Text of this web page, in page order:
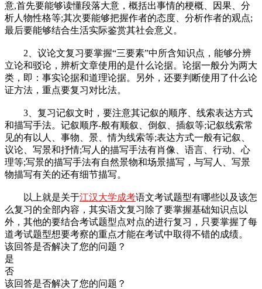
意,首先要能够读懂段落大意，概括出事情的梗概、因果、分
析人物性格等;其次要能够把握作者的态度、分析作者的观点;
最后要能够结合生活实际鉴赏其社会意义。
2、议论文复习要掌握“三要素”中所含知识点，能够分辨
立论和驳论，辨析文章使用的是什么论据。论据一般分为两大
类，即：事实论据和道理论据。另外，还要判断使用了什么论
证方法，重点要复习对比法。
3、复习记叙文时，要注意其记叙的顺序、线索表达方式
和描写手法。记叙顺序-般有顺叙、倒叙、插叙等;记叙线索常
见的有以人、事物、景、情为线索等;表达方式一般有记叙、
议论、写景和抒情;写人的描写手法有肖像、语言、行动、心
理等;写景的描写手法有自然景物和场景描写，与写人、写景
物描写有关的还有细节描写。
以上就是关于江汉大学成考语文考试题型有哪些以及该怎
么复习的全部内容，其实语文复习除了要掌握基础知识点以
外，其他的要结合考试题型点对点的进行复习，只要掌握了每
道考试题型想要考察的重点才能在考试中取得不错的成绩。
该回答是否解决了您的问题？
是
否
该回答是否解决了您的问题？